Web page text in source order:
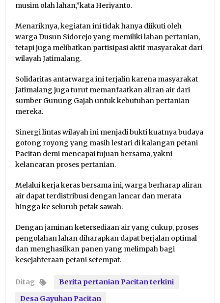
musim olah lahan,”kata Heriyanto.
Menariknya, kegiatan ini tidak hanya diikuti oleh
warga Dusun Sidorejo yang memiliki lahan pertanian,
tetapi juga melibatkan partisipasi aktif masyarakat dari
wilayah Jatimalang.
Solidaritas antarwarga ini terjalin karena masyarakat
Jatimalang juga turut memanfaatkan aliran air dari
sumber Gunung Gajah untuk kebutuhan pertanian
mereka.
Sinergi lintas wilayah ini menjadi bukti kuatnya budaya
gotong royong yang masih lestari di kalangan petani
Pacitan demi mencapai tujuan bersama, yakni
kelancaran proses pertanian.
Melalui kerja keras bersama ini, warga berharap aliran
air dapat terdistribusi dengan lancar dan merata
hingga ke seluruh petak sawah.
Dengan jaminan ketersediaan air yang cukup, proses
pengolahan lahan diharapkan dapat berjalan optimal
dan menghasilkan panen yang melimpah bagi
kesejahteraan petani setempat.
Ditag
Berita pertanian Pacitan terkini
Desa Gayuhan Pacitan